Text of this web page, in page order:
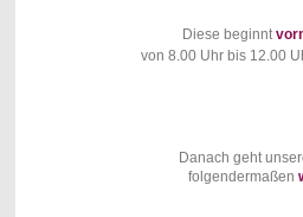
Diese beginnt
von 8.00 Uhr bis 12.00
Danach geht
folgendermaßen